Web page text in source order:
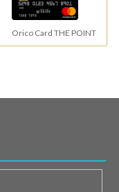
Orico Card THE POINT